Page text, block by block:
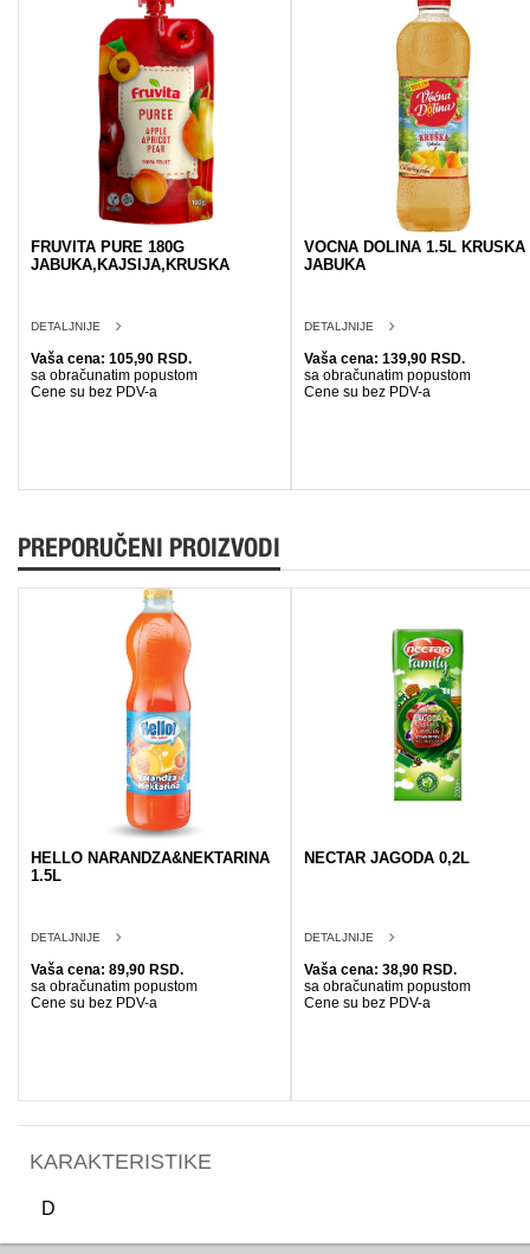
FRUVITA PURE 180G
JABUKA,KAJSIJA,KRUSKA
DETALJNIJE
Vaša cena: 105,90 RSD.
sa obračunatim popustom
Cene su bez PDV-a
VOCNA DOLINA 1.5L KRUSKA
JABUKA
DETALJNIJE
Vaša cena: 139,90 RSD.
sa obračunatim popustom
Cene su bez PDV-a
PREPORUČENI PROIZVODI
HELLO NARANDZA&NEKTARINA
1.5L
DETALJNIJE
Vaša cena: 89,90 RSD.
sa obračunatim popustom
Cene su bez PDV-a
NECTAR JAGODA 0,2L
DETALJNIJE
Vaša cena: 38,90 RSD.
sa obračunatim popustom
Cene su bez PDV-a
KARAKTERISTIKE
D